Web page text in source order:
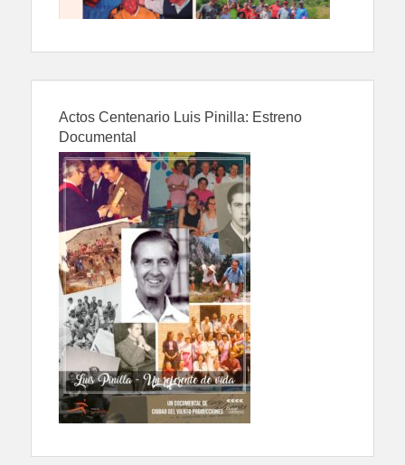
Actos Centenario Luis Pinilla: Estreno
Documental